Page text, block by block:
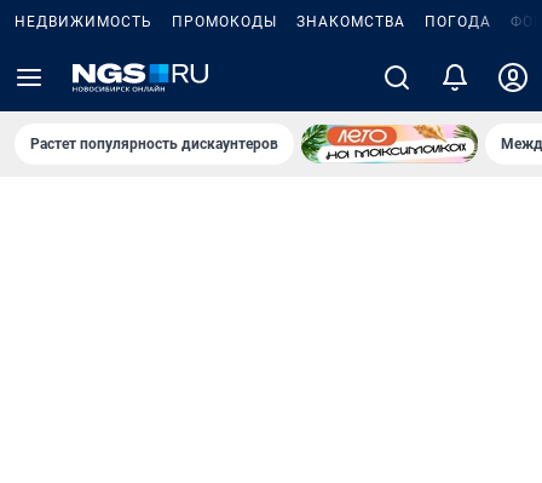
НЕДВИЖИМОСТЬ ПРОМОКОДЫ ЗНАКОМСТВА ПОГОДА
Растет популярность дискаунтеров